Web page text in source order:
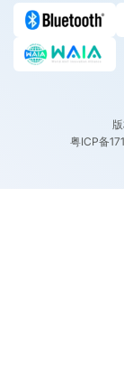
粤ICP备